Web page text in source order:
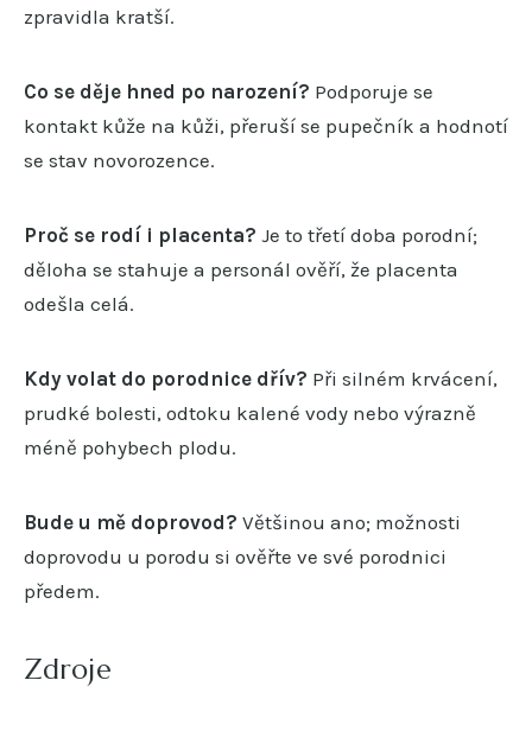
zpravidla kratší.
Co se děje hned po narození? Podporuje se
kontakt kůže na kůži, přeruší se pupečník a hodnotí
se stav novorozence.
Proč se rodí i placenta? Je to třetí doba porodní;
děloha se stahuje a personál ověří, že placenta
odešla celá.
Kdy volat do porodnice dřív? Při silném krvácení,
prudké bolesti, odtoku kalené vody nebo výrazně
méně pohybech plodu.
Bude u mě doprovod? Většinou ano; možnosti
doprovodu u porodu si ověřte ve své porodnici
předem.
Zdroje